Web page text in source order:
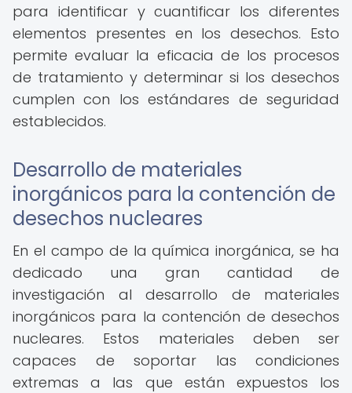
para identificar y cuantificar los diferentes
elementos presentes en los desechos. Esto
permite evaluar la eficacia de los procesos
de tratamiento y determinar si los desechos
cumplen con los estándares de seguridad
establecidos.
Desarrollo de materiales
inorgánicos para la contención de
desechos nucleares
En el campo de la química inorgánica, se ha
dedicado una gran cantidad de
investigación al desarrollo de materiales
inorgánicos para la contención de desechos
nucleares. Estos materiales deben ser
capaces de soportar las condiciones
extremas a las que están expuestos los